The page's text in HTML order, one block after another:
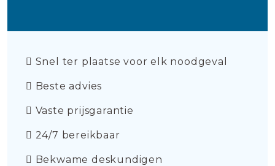
Snel ter plaatse voor elk noodgeval
Beste advies
Vaste prijsgarantie
24/7 bereikbaar
Bekwame deskundigen